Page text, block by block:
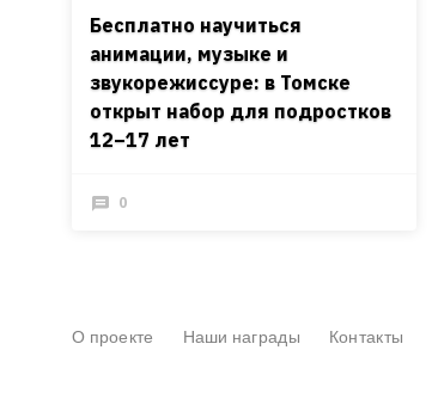
Бесплатно научиться
анимации, музыке и
звукорежиссуре: в Томске
открыт набор для подростков
12–17 лет
0
О проекте Наши награды Контакты